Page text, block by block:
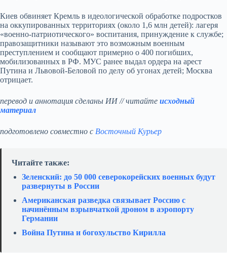
Киев обвиняет Кремль в идеологической обработке подростков
на оккупированных территориях (около 1,6 млн детей): лагеря
«военно‑патриотического» воспитания, принуждение к службе;
правозащитники называют это возможным военным
преступлением и сообщают примерно о 400 погибших,
мобилизованных в РФ. МУС ранее выдал ордера на арест
Путина и Львовой‑Беловой по делу об угонах детей; Москва
отрицает.
перевод и аннотация сделаны ИИ // читайте исходный
материал
подготовлено совместно с Восточный Курьер
Читайте также:
Зеленский: до 50 000 северокорейских военных будут
развернуты в России
Американская разведка связывает Россию с
начинённым взрывчаткой дроном в аэропорту
Германии
Война Путина и богохульство Кирилла